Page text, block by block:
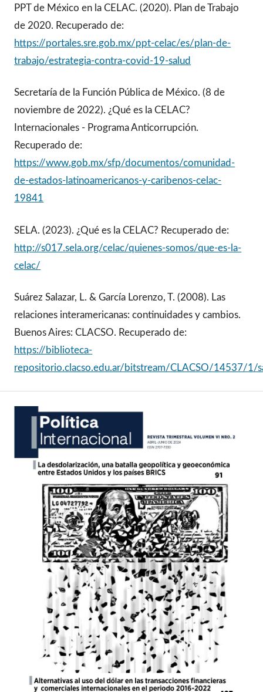
PPT de México en la CELAC. (2020). Plan de Trabajo
de 2020. Recuperado de:
https://portales.sre.gob.mx/ppt-celac/es/plan-de-
trabajo/estrategia-contra-covid-19-salud
Secretaría de la Función Pública de México. (8 de
noviembre de 2022). ¿Qué es la CELAC?
Internacionales - Programa Anticorrupción.
Recuperado de:
https://www.gob.mx/sfp/documentos/comunidad-
de-estados-latinoamericanos-y-caribenos-celac-
19841
SELA. (2023). ¿Qué es la CELAC? Recuperado de:
http://s017.sela.org/celac/quienes-somos/que-es-la-
celac/
Suárez Salazar, L. & García Lorenzo, T. (2008). Las
relaciones interamericanas: continuidades y cambios.
Buenos Aires: CLACSO. Recuperado de:
https://biblioteca-
repositorio.clacso.edu.ar/bitstream/CLACSO/14537/1/